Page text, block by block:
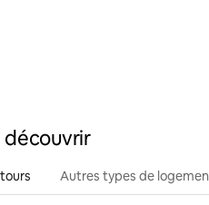
découvrir
Autres types de